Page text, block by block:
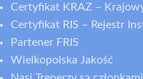
Certyfikat KRAZ –
Certyfikat RIS – Rejestr
Partener FRIS
Wielkopolska Jakość